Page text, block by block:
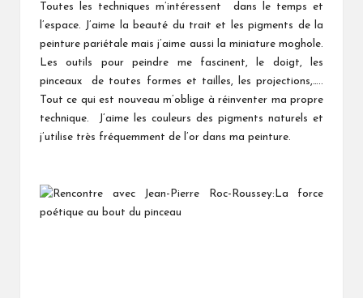
Toutes les techniques m’intéressent dans le temps et
l’espace. J’aime la beauté du trait et les pigments de la
peinture pariétale mais j’aime aussi la miniature moghole.
Les outils pour peindre me fascinent, le doigt, les
pinceaux de toutes formes et tailles, les projections,…..
Tout ce qui est nouveau m’oblige à réinventer ma propre
technique. J’aime les couleurs des pigments naturels et
j’utilise très fréquemment de l’or dans ma peinture.